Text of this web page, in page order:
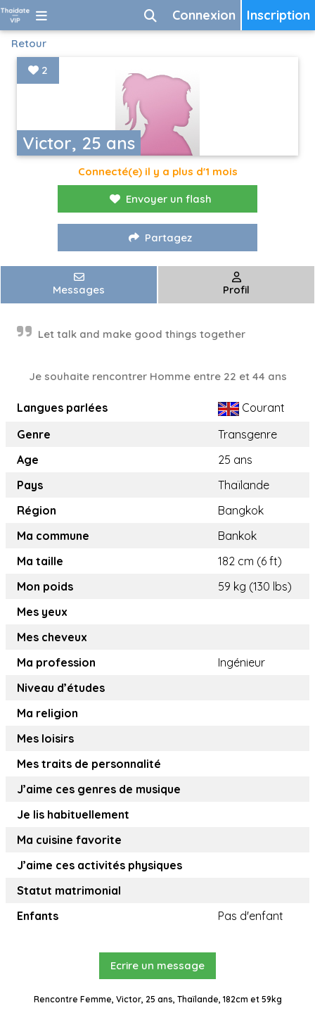
Inscription
Connexion
Retour
Victor, 25 ans
2
Connecté(e) il y a plus d'1 mois
Envoyer un flash
Partagez
Messages Profil
Let talk and make good things together
Je souhaite rencontrer Homme entre 22 et 44 ans
Langues parlées
Courant
Genre
Transgenre
Age
25 ans
Pays
Thaïlande
Région
Bangkok
Ma commune
Bankok
Ma taille
182 cm (6 ft)
Mon poids
59 kg (130 lbs)
Mes yeux
Mes cheveux
Ma profession
Ingénieur
Niveau d’études
Ma religion
Mes loisirs
Mes traits de personnalité
J’aime ces genres de musique
Je lis habituellement
Ma cuisine favorite
J’aime ces activités physiques
Statut matrimonial
Enfants
Pas d'enfant
Ecrire un message
Rencontre Femme, Victor, 25 ans, Thaïlande, 182cm et 59kg